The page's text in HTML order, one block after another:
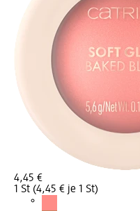
4,45 €
1 St (4,45 € je 1 St)